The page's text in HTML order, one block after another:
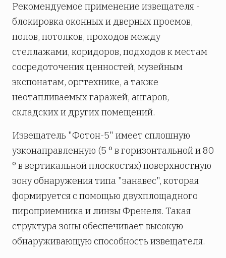
Рекомендуемое применение извещателя -
блокировка оконных и дверных проемов,
полов, потолков, проходов между
стеллажами, коридоров, подходов к местам
сосредоточения ценностей, музейным
экспонатам, оргтехнике, а также
неотапливаемых гаражей, ангаров,
складских и других помещений.
Извещатель "Фотон-5" имеет сплошную
узконаправленную (5 ° в горизонтальной и 80
° в вертикальной плоскостях) поверхностную
зону обнаружения типа "занавес", которая
формируется с помощью двухплощадного
пироприемника и линзы Френеля. Такая
структура зоны обеспечивает высокую
обнаруживающую способность извещателя.